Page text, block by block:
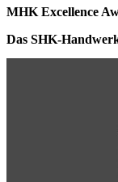
MHK Excellence
Das SHK-